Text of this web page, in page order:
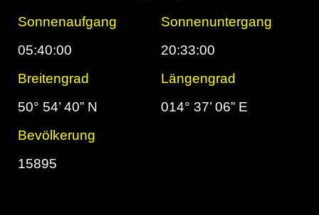
Sonnenaufgang
Sonnenuntergang
05:40:00
20:33:00
Breitengrad
Längengrad
50° 54’ 40” N
014° 37’ 06” E
Bevölkerung
15895